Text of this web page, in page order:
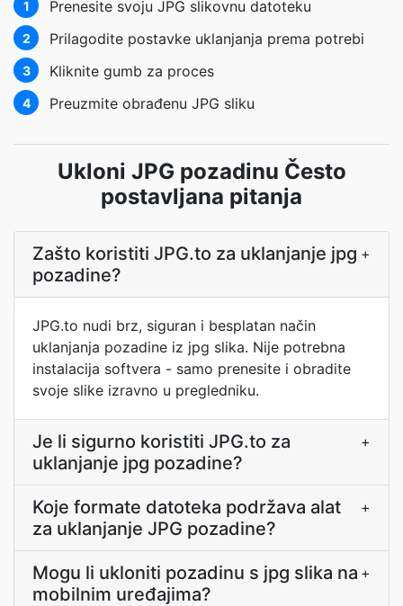
1 Prenesite svoju JPG slikovnu datoteku
2 Prilagodite postavke uklanjanja prema potrebi
3 Kliknite gumb za proces
4 Preuzmite obrađenu JPG sliku
Ukloni JPG pozadinu Često
postavljana pitanja
Zašto koristiti JPG.to za uklanjanje jpg
pozadine?
+
JPG.to nudi brz, siguran i besplatan način
uklanjanja pozadine iz jpg slika. Nije potrebna
instalacija softvera - samo prenesite i obradite
svoje slike izravno u pregledniku.
Je li sigurno koristiti JPG.to za
uklanjanje jpg pozadine?
+
Koje formate datoteka podržava alat
za uklanjanje JPG pozadine?
+
Mogu li ukloniti pozadinu s jpg slika na
mobilnim uređajima?
+